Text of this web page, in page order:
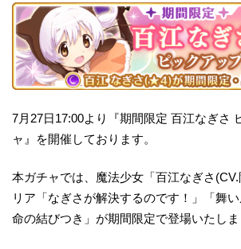
7月27日17:00より『期間限定 百江なぎさ
ャ』を開催しております。
本ガチャでは、魔法少女「百江なぎさ
リア「なぎさが解決するのです！」「舞
命の結びつき」が期間限定で登場いたしま